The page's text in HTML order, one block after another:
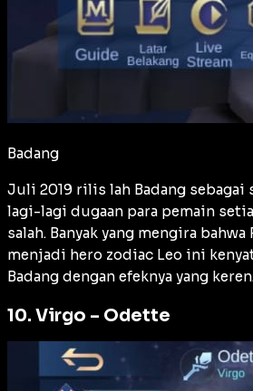
Badang
Juli 2019 rilis lah Badang sebagai
lagi-lagi dugaan para pemain
salah. Banyak yang mengira bahwa
menjadi hero zodiac Leo ini
Badang dengan efeknya yang
10. Virgo – Odette